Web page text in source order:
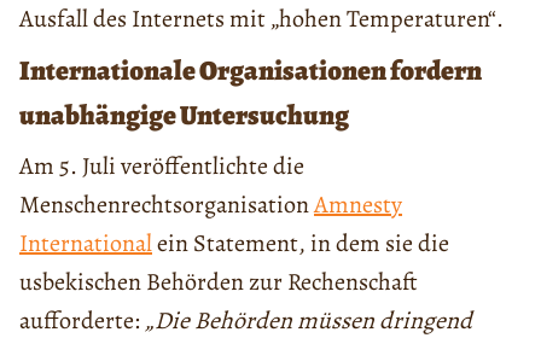
Ausfall des Internets mit „hohen Temperaturen“.
Internationale Organisationen fordern
unabhängige Untersuchung
Am 5. Juli veröffentlichte die
MenschenrechtsorganisationAmnesty
Internationalein Statement, in dem sie die
usbekischen Behörden zur Rechenschaft
aufforderte: „Die Behörden müssen dringend